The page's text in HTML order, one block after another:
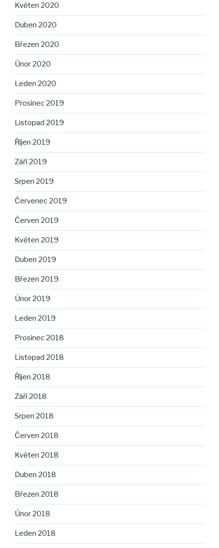
Květen 2020
Duben 2020
Březen 2020
Únor 2020
Leden 2020
Prosinec 2019
Listopad 2019
Říjen 2019
Září 2019
Srpen 2019
Červenec 2019
Červen 2019
Květen 2019
Duben 2019
Březen 2019
Únor 2019
Leden 2019
Prosinec 2018
Listopad 2018
Říjen 2018
Září 2018
Srpen 2018
Červen 2018
Květen 2018
Duben 2018
Březen 2018
Únor 2018
Leden 2018